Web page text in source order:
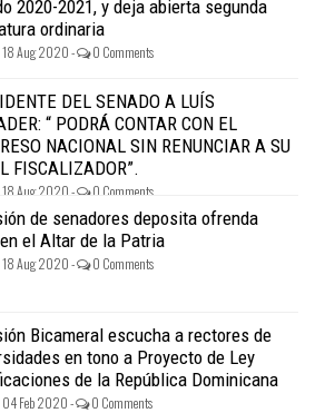
2020-2021, y deja abierta segunda
ordinaria
18 Aug 2020 - 0 Comments
DEL SENADO A LUÍS
“ PODRÁ CONTAR CON EL
NACIONAL SIN RENUNCIAR A SU
FISCALIZADOR”.
18 Aug 2020 - 0 Comments
de senadores deposita ofrenda
el Altar de la Patria
18 Aug 2020 - 0 Comments
Bicameral escucha a rectores de
en tono a Proyecto de Ley
de la República Dominicana
04 Feb 2020 - 0 Comments